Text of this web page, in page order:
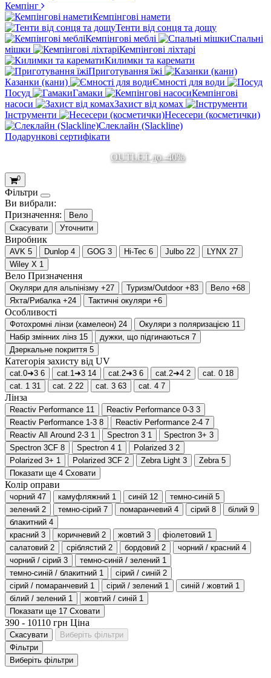
Кемпінг
Кемпінгові намети
Тенти від сонця та дощу
Кемпінгові меблі
Спальні
мішки
Кемпінгові ліхтарі
Килимки та каремати
Приготування їжі
Казанки (кани)
Ємності для води
Посуд
Гамаки
Кемпінгові
насоси
Захист від комах
Інструменти
Несесери (косметички)
Слеклайн (Slackline)
Подарункові сертифікати
OUTLET до -40%
0
Фільтри
Ви вибрали:
Призначення:
Вело
Скасувати
Уточнити
Виробник
AVK 5 Dunlop 4 GOG 3 Hi-Tec 6 Julbo 22 LYNX 27
Wiley X 1
Вело Призначення
Окуляри для альпінізму +27 Туризм/Outdoor +83 Вело +68
Яхта/Рибалка +24 Тактичні окуляри +6
Особливості
Фотохромні лінзи (хамелеон) 24 Окуляри з поляризацією 11
Набір змінних лінз 15 дужки, що підгинаються 7
Дзеркальне покриття 5
Категорія захисту від UV
cat.0➜3 6 cat.1➜3 14 cat.2➜3 6 cat.2➜4 2 cat. 0 18
cat. 1 31 cat. 2 22 cat. 3 63 cat. 4 7
Лінза
Reactiv Performance 11 Reactiv Performance 0-3 3
Reactiv Performance 1-3 8 Reactiv Performance 2-4 7
Reactiv All Around 2-3 1 Spectron 3 1 Spectron 3+ 3
Spectron 3CF 8 Spectron 4 1 Polarized 3 2
Polarized 3+ 1 Polarized 3CF 2 Zebra Light 3 Zebra 5
Показати ще 4 Сховати
Колір оправи
чорний 47 камуфляжний 1 синій 12 темно-синій 5
зелений 2 темно-сірий 7 помаранчевий 4 сірий 8 білий 9
блакитний 4
красний 3 коричневий 2 жовтий 3 фіолетовий 1
салатовий 2 сріблястий 2 бордовий 2 чорний / красний 4
чорний / сірий 3 темно-синій / зелений 1
темно-синій / блакитний 1 сірий / синій 2
сірий / помаранчевий 1 сірий / зелений 1 синій / жовтий 1
білий / зелений 1 жовтий / синій 1
Показати ще 17 Сховати
390 - 10110 грн Ціна
Скасувати
Виберіть фільтри
Фільтри
Виберіть фільтри